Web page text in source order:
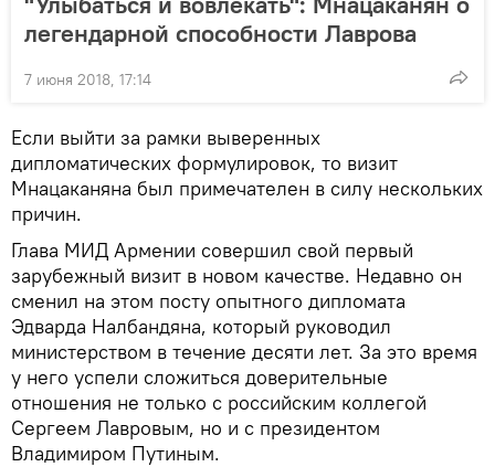
легендарной способности Лаврова
7 июня 2018, 17:14
Если выйти за рамки выверенных
дипломатических формулировок, то визит
Мнацаканяна был примечателен в силу нескольких
причин.
Глава МИД Армении совершил свой первый
зарубежный визит в новом качестве. Недавно он
сменил на этом посту опытного дипломата
Эдварда Налбандяна, который руководил
министерством в течение десяти лет. За это время
у него успели сложиться доверительные
отношения не только с российским коллегой
Сергеем Лавровым, но и с президентом
Владимиром Путиным.